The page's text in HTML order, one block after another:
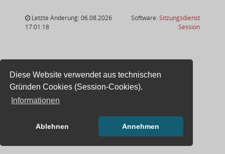
Diese Website verwendet aus technischen
Gründen Cookies (Session-Cookies).
Informationen
Ablehnen Annehmen
Letzte Änderung: 06.08.2026
17:01:18
Software:Sitzungsdienst
Session(Wird in